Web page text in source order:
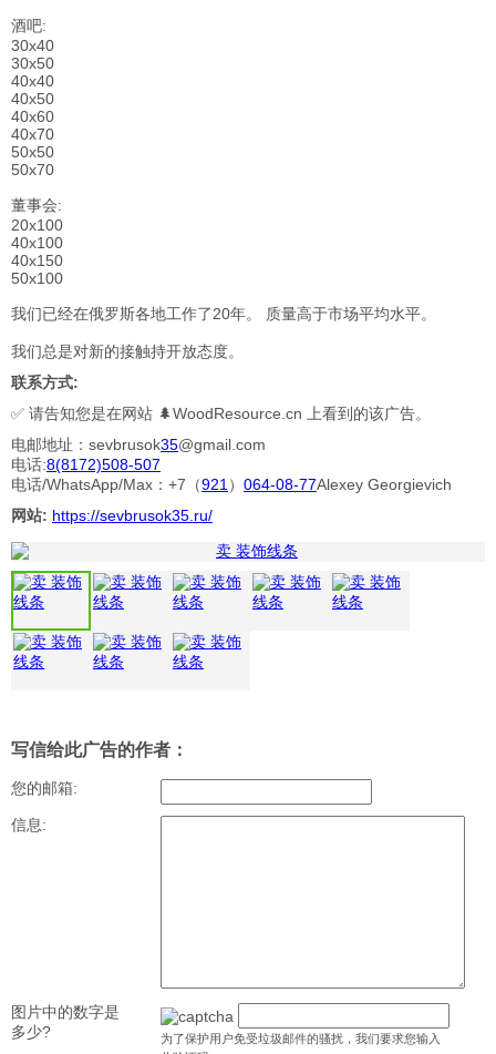
酒吧:
30x40
30x50
40x40
40x50
40x60
40x70
50x50
50x70
董事会:
20x100
40x100
40x150
50x100
我们已经在俄罗斯各地工作了20年。 质量高于市场平均水平。
我们总是对新的接触持开放态度。
联系方式:
✅ 请告知您是在网站 🌲WoodResource.cn 上看到的该广告。
电邮地址：sevbrusok35@gmail.com
电话:8(8172)508-507
电话/WhatsApp/Max：+7（921 ） 064-08-77Alexey Georgievich
网站: https://sevbrusok35.ru/
写信给此广告的作者：
您的邮箱:
信息:
图片中的数字是
多少?
为了保护用户免受垃圾邮件的骚扰，我们要求您输入